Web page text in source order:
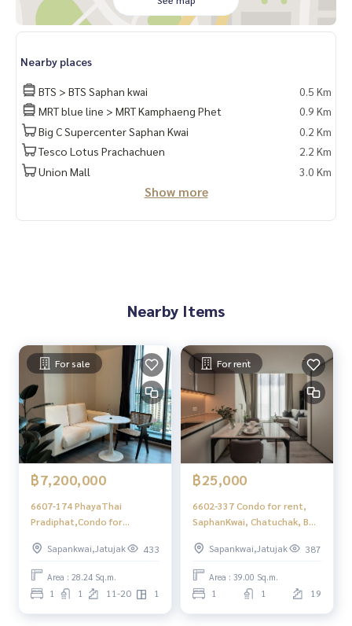
Nearby places
BTS > BTS Saphan kwai
0.5 Km
MRT blue line > MRT Kamphaeng Phet
0.9 Km
Big C Supercenter Saphan Kwai
0.2 Km
Tesco Lotus Prachachuen
2.2 Km
Union Mall
3.0 Km
Show more
Nearby Items
For sale
฿7,200,000
6607-174 PhayaThai
Pradiphat,Condo for
Reserve Phahol-
Pradipat,Duplex
room,Luxury room.
Sapankwai,Jatujak 433
Area : 28.24 Sq.m.
1 1 11-20 1
For rent
฿25,000
6602-337 Condo for rent,
SaphanKwai, Chatuchak, BTS
Phahol - Pradipat
Sapankwai,Jatujak 387
Area : 39.00 Sq.m.
1 1 19